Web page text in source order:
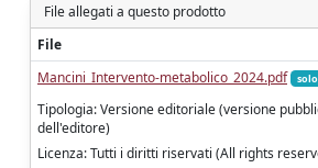
File allegati a questo prodotto
File
Mancini_Intervento-metabolico_2024.pdf
Tipologia: Versione editoriale (versione
dell'editore)
Licenza: Tutti i diritti riservati (All rights